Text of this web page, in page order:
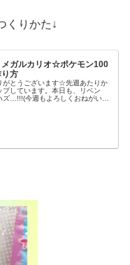
くりかた↓
メガルカリオ☆ポケモン100
方
がとうございます☆先週あたりか
プしています。本日も、リベン
ズ…!!!(今週もよろしくおねがいし